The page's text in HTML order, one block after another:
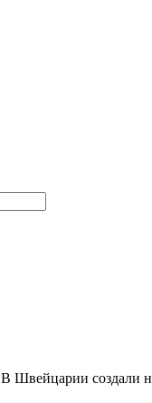
В Швейцарии создали